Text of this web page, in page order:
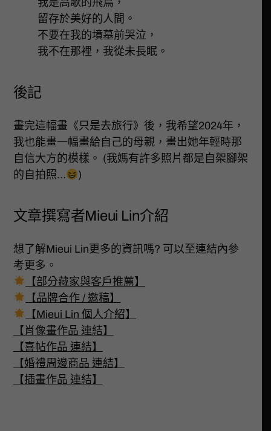
留存於美好的人間。
不要在我的墳墓前哭泣，
我不在那裡，我從未長眠。
後記
畫完這幅畫《只是去旅行》後，我希望2024年，
我也能畫一幅畫給自己的母親，畫出她年輕時那
自信大方的模樣。 (我媽有許多照片都是自架腳架
的自拍照…
)
文章撰寫者Mieui Lin介紹
想了解Mieui Lin更多的資訊嗎? 可以至連結內參
考更多。
【部分藏家與客戶推薦】
【品牌合作 / 邀稿】
【Mieui Lin 個人介紹】
【肖像畫作品 連結】
【喜帖作品 連結】
【婚禮周邊商品 連結】
【插畫作品 連結】